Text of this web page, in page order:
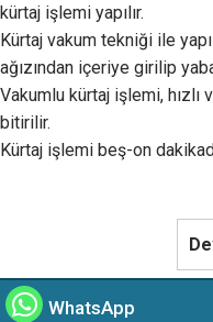
kürtaj işlemi yapılır.
Kürtaj vakum tekniği ile
ağızından içeriye girilip
Vakumlu kürtaj işlemi,
bitirilir.
Kürtaj işlemi beş-on
WhatsApp